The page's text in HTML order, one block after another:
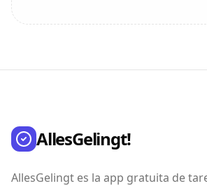
AllesGelingt!
AllesGelingt es la app gratuita de